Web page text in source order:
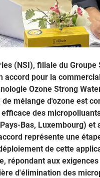
(NSI), filiale du Groupe
accord pour la
Ozone Strong
mélange d'ozone est
des
Bas, Luxembourg) et
représente une
de cette
répondant aux exigences
d'élimination des